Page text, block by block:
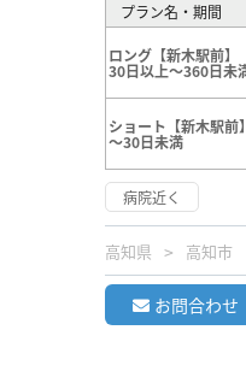
プラン名・期間
ロング【新木駅前】
30日以上～360日未
ショート【新木駅前】
～30日未満
病院近く
高知県 高知市
お問合わせ